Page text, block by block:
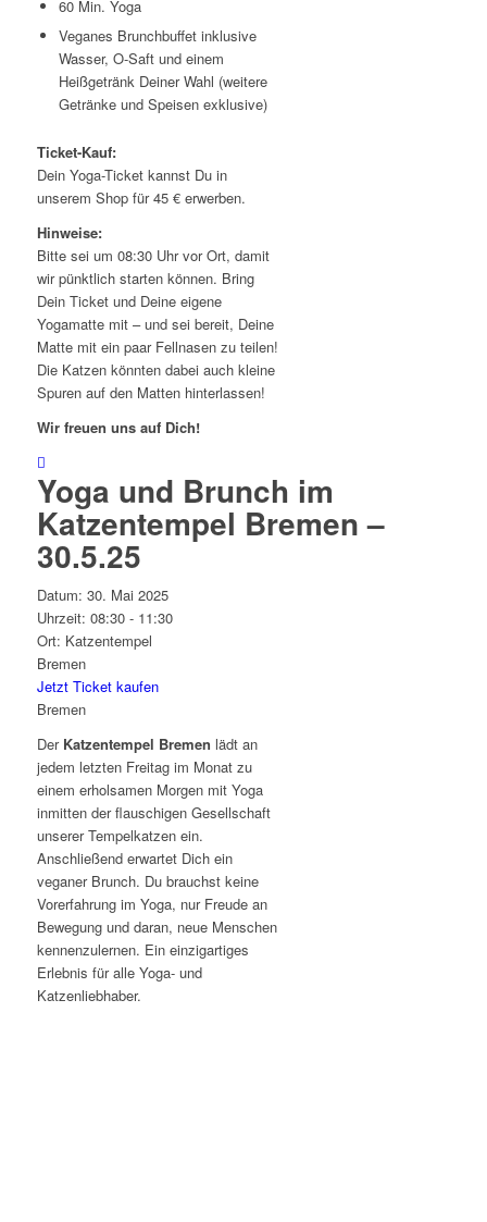
60 Min. Yoga
Veganes Brunchbuffet inklusive
Wasser, O-Saft und einem
Heißgetränk Deiner Wahl (weitere
Getränke und Speisen exklusive)
Ticket-Kauf:
Dein Yoga-Ticket kannst Du in
unserem Shop für 45 € erwerben.
Hinweise:
Bitte sei um 08:30 Uhr vor Ort, damit
wir pünktlich starten können. Bring
Dein Ticket und Deine eigene
Yogamatte mit – und sei bereit, Deine
Matte mit ein paar Fellnasen zu teilen!
Die Katzen könnten dabei auch kleine
Spuren auf den Matten hinterlassen!
Wir freuen uns auf Dich!
Yoga und Brunch im
Katzentempel Bremen –
30.5.25
Datum: 30. Mai 2025
Uhrzeit: 08:30 - 11:30
Ort: Katzentempel
Bremen
Jetzt Ticket kaufen
Bremen
Der Katzentempel Bremen lädt an
jedem letzten Freitag im Monat zu
einem erholsamen Morgen mit Yoga
inmitten der flauschigen Gesellschaft
unserer Tempelkatzen ein.
Anschließend erwartet Dich ein
veganer Brunch. Du brauchst keine
Vorerfahrung im Yoga, nur Freude an
Bewegung und daran, neue Menschen
kennenzulernen. Ein einzigartiges
Erlebnis für alle Yoga- und
Katzenliebhaber.